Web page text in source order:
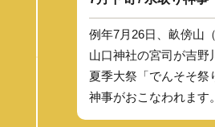
例年7月26日、畝傍山
山口神社の宮司が吉野
夏季大祭「でんそそ祭
神事がおこなわれます。